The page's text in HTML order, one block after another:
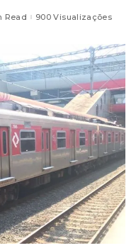
Read 900 Visualizações